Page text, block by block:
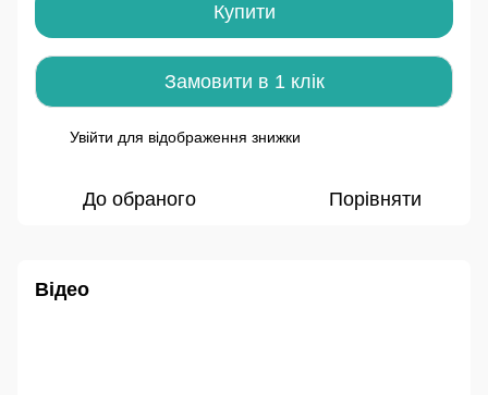
Купити
Замовити в 1 клік
Увійти для відображення знижки
До обраного Порівняти
Відео